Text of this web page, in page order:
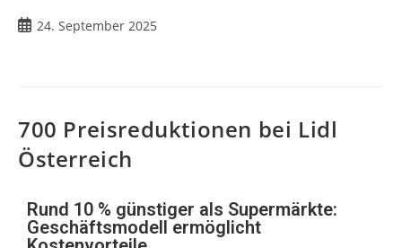
24. September 2025
700 Preisreduktionen bei Lidl
Österreich
Rund 10 % günstiger als Supermärkte:
Geschäftsmodell ermöglicht